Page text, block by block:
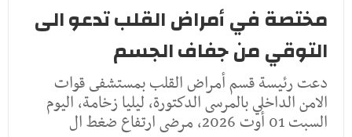
مختصة في أمراض القلب تدعو الى
التوقي من جفاف الجسم
دعت رئيسة قسم أمراض القلب بمستشفى قوات
الامن الداخلي بالمرسى الدكتورة، ليليا زخامة، اليوم
السبت 01 أوت 2026، مرضى ارتفاع ضغط ال